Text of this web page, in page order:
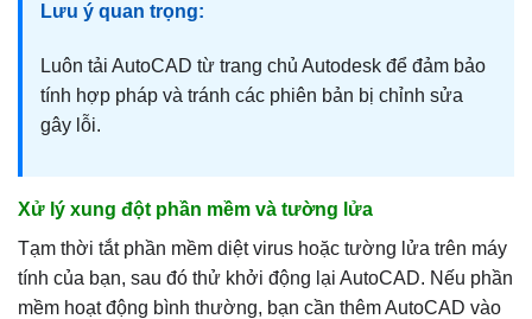
Lưu ý quan trọng:
Luôn tải AutoCAD từ trang chủ Autodesk để đảm bảo
tính hợp pháp và tránh các phiên bản bị chỉnh sửa
gây lỗi.
Xử lý xung đột phần mềm và tường lửa
Tạm thời tắt phần mềm diệt virus hoặc tường lửa trên máy
tính của bạn, sau đó thử khởi động lại AutoCAD. Nếu phần
mềm hoạt động bình thường, bạn cần thêm AutoCAD vào